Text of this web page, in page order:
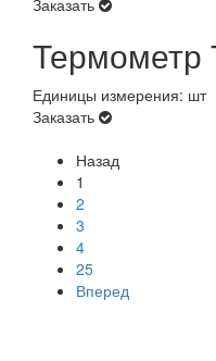
Заказать
Единицы измерения: шт
Заказать
Назад
1
2
3
4
25
Вперед